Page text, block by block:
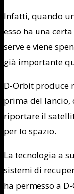
Infatti, quando
esso ha una
serve e viene
già importante
D-Orbit produce
prima del lancio,
riportare il
per lo spazio.
La tecnologia a
sistemi di
ha permesso a